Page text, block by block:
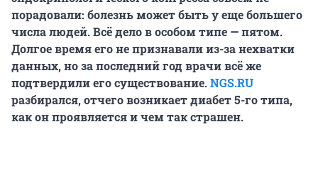
порадовали: болезнь может быть у еще большего
числа людей. Всё дело в особом типе — пятом.
Долгое время его не признавали из-за нехватки
данных, но за последний год врачи всё же
подтвердили его существование.NGS.RU
разбирался, отчего возникает диабет 5-го типа,
как он проявляется и чем так страшен.